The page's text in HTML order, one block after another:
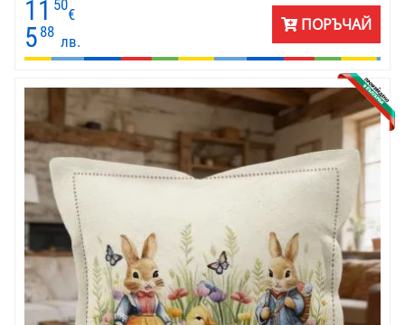
Калъфката е еднаква от двете страни , което позволява
хармонична визия във всяко пространство. Дискретният цип
улеснява смяната, а лесната поддръжка я прави практична
част от сезонния интериор.
11 50
€
5 88
лв.
ПОРЪЧАЙ